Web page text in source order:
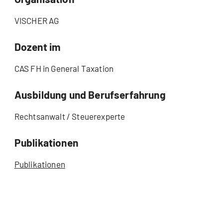
VISCHER AG
Dozent im
CAS FH in General Taxation
Ausbildung und Berufserfahrung
Rechtsanwalt / Steuerexperte
Publikationen
Publikationen